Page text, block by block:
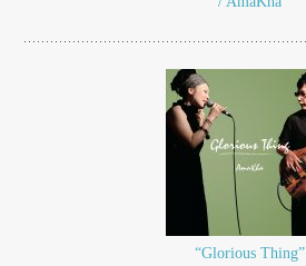
“Glorious Thing”